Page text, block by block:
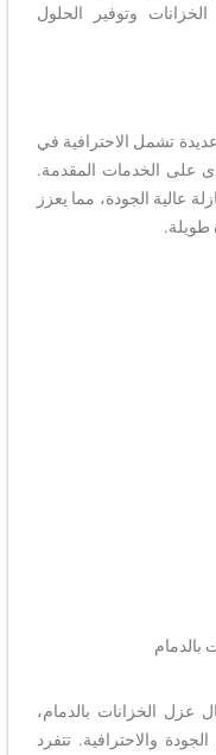
وتوفير الحلول
تشمل الاحترافية في
على الخدمات المقدمة.
عالية الجودة، مما يعزز
طويلة.
عزل الخزانات بالدمام،
والاحترافية. تتفرد